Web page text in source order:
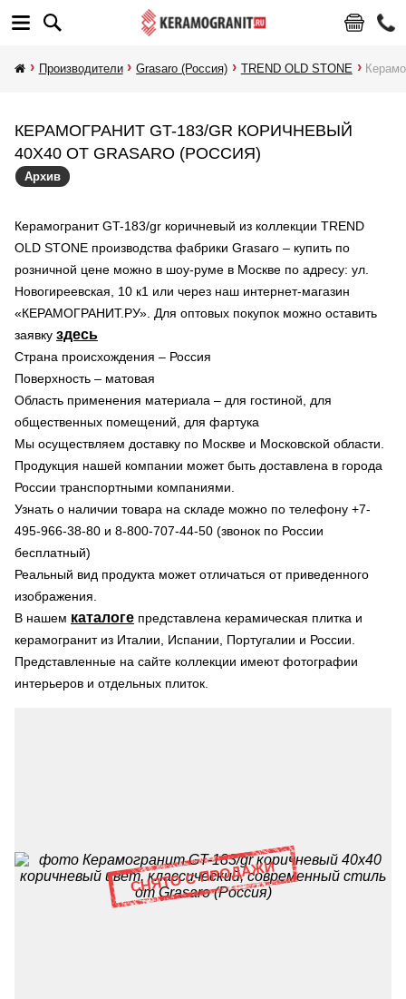
Производители Grasaro (Россия) TREND OLD STONE
КЕРАМОГРАНИТ GT-183/GR КОРИЧНЕВЫЙ
40X40 ОТ GRASARO (РОССИЯ)
Архив
Керамогранит GT-183/gr коричневый из коллекции TREND
OLD STONE производства фабрики Grasaro – купить по
розничной цене можно в шоу-руме в Москве по адресу: ул.
Новогиреевская, 10 к1 или через наш интернет-магазин
«КЕРАМОГРАНИТ.РУ». Для оптовых покупок можно оставить
заявку здесь
Страна происхождения – Россия
Поверхность – матовая
Область применения материала – для гостиной, для
общественных помещений, для фартука
Мы осуществляем доставку по Москве и Московской области.
Продукция нашей компании может быть доставлена в города
России транспортными компаниями.
Узнать о наличии товара на складе можно по телефону +7-
495-966-38-80 и 8-800-707-44-50 (звонок по России
бесплатный)
Реальный вид продукта может отличаться от приведенного
изображения.
В нашем каталоге представлена керамическая плитка и
керамогранит из Италии, Испании, Португалии и России.
Представленные на сайте коллекции имеют фотографии
интерьеров и отдельных плиток.